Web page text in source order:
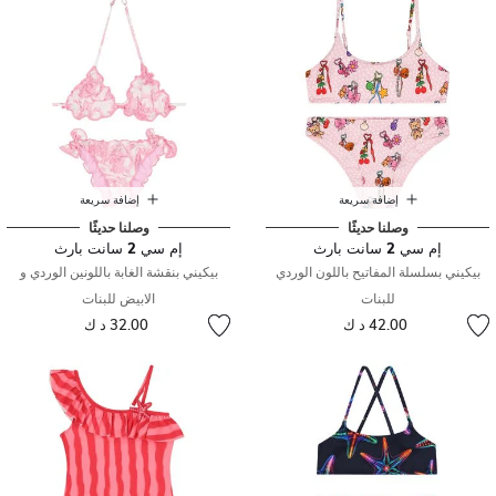
إضافة سريعة
وصلنا حديثًا
إم سي 2 سانت بارث
بيكيني بسلسلة المفاتيح باللون الوردي
للبنات
42.00 د ك
إضافة سريعة
وصلنا حديثًا
إم سي 2 سانت بارث
بيكيني بنقشة الغابة باللونين الوردي و
الابيض للبنات
32.00 د ك